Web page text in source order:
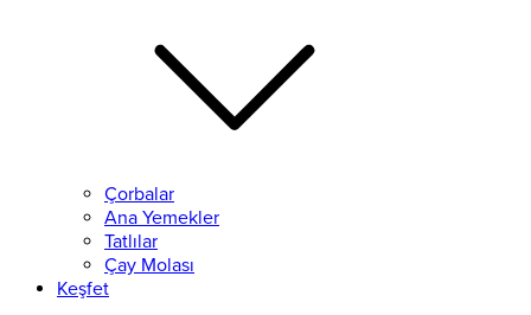
Çorbalar
Ana Yemekler
Tatlılar
Çay Molası
Keşfet